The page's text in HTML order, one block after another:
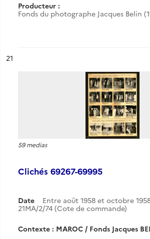
Producteur :
Fonds du photographe Jacques Belin
n°
21
59 medias
Clichés 69267-69995
Date Entre août 1958 et octobre
21MA/2/74 (Cote de commande)
Contexte : MAROC / Fonds Jacques